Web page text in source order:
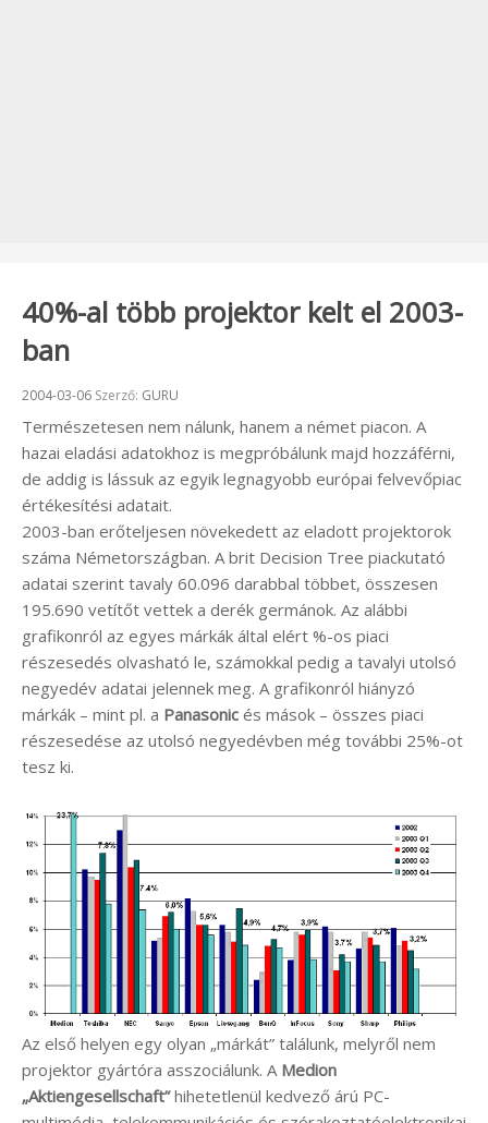
40%-al több projektor kelt el 2003-
ban
Beküldve:
2004-03-06 Szerző: GURU
Természetesen nem nálunk, hanem a német piacon. A
hazai eladási adatokhoz is megpróbálunk majd hozzáférni,
de addig is lássuk az egyik legnagyobb európai felvevőpiac
értékesítési adatait.
2003-ban erőteljesen növekedett az eladott projektorok
száma Németországban. A brit Decision Tree piackutató
adatai szerint tavaly 60.096 darabbal többet, összesen
195.690 vetítőt vettek a derék germánok. Az alábbi
grafikonról az egyes márkák által elért %-os piaci
részesedés olvasható le, számokkal pedig a tavalyi utolsó
negyedév adatai jelennek meg. A grafikonról hiányzó
márkák – mint pl. a Panasonic és mások – összes piaci
részesedése az utolsó negyedévben még további 25%-ot
tesz ki.
Az első helyen egy olyan „márkát” találunk, melyről nem
projektor gyártóra asszociálunk. A Medion
„Aktiengesellschaft”hihetetlenül kedvező árú PC-